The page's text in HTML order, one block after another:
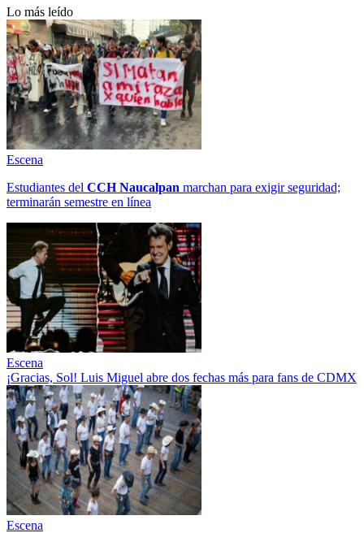
Lo más leído
Escena
Estudiantes del CCH Naucalpan marchan para exigir seguridad;
terminarán semestre en línea
Escena
¡Gracias, Sol! Luis Miguel abre dos fechas más para fans de CDMX
Escena